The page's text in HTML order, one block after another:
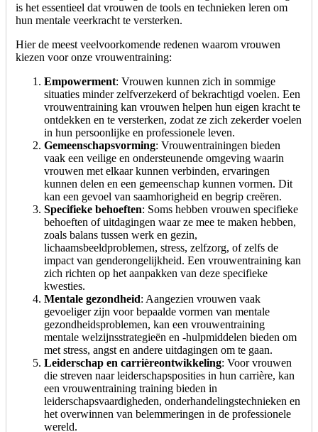
is het essentieel dat vrouwen de tools en technieken leren om
hun mentale veerkracht te versterken.
Hier de meest veelvoorkomende redenen waarom vrouwen
kiezen voor onze vrouwentraining:
Empowerment: Vrouwen kunnen zich in sommige
situaties minder zelfverzekerd of bekrachtigd voelen. Een
vrouwentraining kan vrouwen helpen hun eigen kracht te
ontdekken en te versterken, zodat ze zich zekerder voelen
in hun persoonlijke en professionele leven.
Gemeenschapsvorming: Vrouwentrainingen bieden
vaak een veilige en ondersteunende omgeving waarin
vrouwen met elkaar kunnen verbinden, ervaringen
kunnen delen en een gemeenschap kunnen vormen. Dit
kan een gevoel van saamhorigheid en begrip creëren.
Specifieke behoeften: Soms hebben vrouwen specifieke
behoeften of uitdagingen waar ze mee te maken hebben,
zoals balans tussen werk en gezin,
lichaamsbeeldproblemen, stress, zelfzorg, of zelfs de
impact van genderongelijkheid. Een vrouwentraining kan
zich richten op het aanpakken van deze specifieke
kwesties.
Mentale gezondheid: Aangezien vrouwen vaak
gevoeliger zijn voor bepaalde vormen van mentale
gezondheidsproblemen, kan een vrouwentraining
mentale welzijnsstrategieën en -hulpmiddelen bieden om
met stress, angst en andere uitdagingen om te gaan.
Leiderschap en carrièreontwikkeling: Voor vrouwen
die streven naar leiderschapsposities in hun carrière, kan
een vrouwentraining training bieden in
leiderschapsvaardigheden, onderhandelingstechnieken en
het overwinnen van belemmeringen in de professionele
wereld.